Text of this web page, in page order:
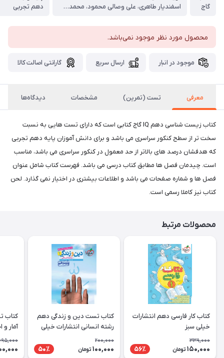
گاج
اسفندیار طاهری، علی وصالی محمود، محمد عیسایی
دهم تجربی
محصول مورد نظر موجود نمی‌باشد.
موجود در انبار ارسال سریع گارانتی اصالت کالا
معرفی تست (تمرین) مشخصات دیدگاه‌ها
کتاب زیست شناسی دهم IQ گاج کتابی است که دارای تست هایی به نسبت
سخت تر از سطح کنکور سراسری می باشد و برای دانش آموزان پایه دهم تجربی
که هدفشان درصد های بالاتر از حد معمول در کنکور سراسری می باشد، مناسب
است. چیدمان فصل ها مطابق کتاب درسی می باشد. فهرست کتاب شامل عنوان
فصل ها و شماره صفحات می باشد و اطلاعات بیشتری در اختیار نمی گذارد. لحن
کتاب نیز کاملا رسمی است.
محصولات مرتبط
کتاب کار فارسی دهم انتشارات
خیلی سبز
339,000
150,000 تومان 56٪
کتاب تست دین و زندگی دهم
رشته انسانی انتشارات خیلی
200,000
100,000 تومان 50٪
کتاب
آمار و